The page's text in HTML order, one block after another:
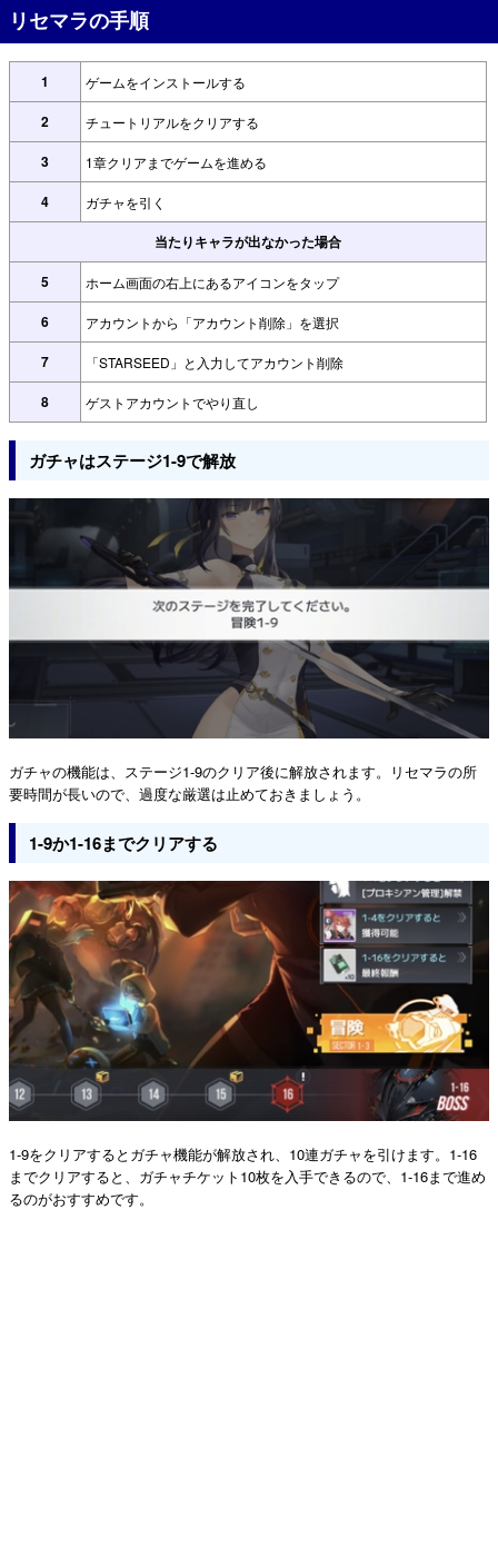
リセマラの手順
1 ゲームをインストールする
2 チュートリアルをクリアする
3 1章クリアまでゲームを進める
4 ガチャを引く
当たりキャラが出なかった場合
5
ホーム画面の右上にあるアイコンをタップ
6 アカウントから「アカウント削除」を選択
7 「STARSEED」と入力してアカウント削除
8 ゲストアカウントでやり直し
ガチャはステージ1-9で解放
ガチャの機能は、ステージ1-9のクリア後に解放されます。リセマラの所
要時間が長いので、過度な厳選は止めておきましょう。
1-9か1-16までクリアする
1-9をクリアするとガチャ機能が解放され、10連ガチャを引けます。1-16
までクリアすると、ガチャチケット10枚を入手できるので、1-16まで進め
るのがおすすめです。